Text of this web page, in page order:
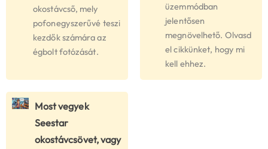
okostávcső, mely
pofonegyszerűvé teszi
kezdők számára az
égbolt fotózását.
üzemmódban
jelentősen
megnövelhető. Olvasd
el cikkünket, hogy mi
kell ehhez.
Most vegyek
Seestar
okostávcsövet, vagy